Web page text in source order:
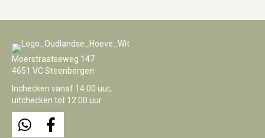
Moerstraatseweg 147
4651 VC Steenbergen
Inchecken vanaf 14:00 uur,
uitchecken tot 12:00 uur